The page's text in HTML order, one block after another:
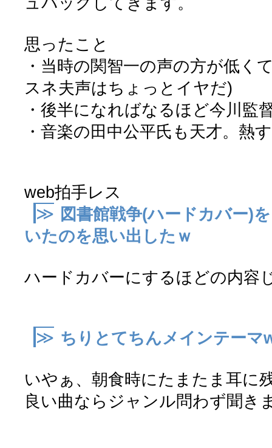
思ったこと
・当時の関智一の声の方が低く
スネ夫声はちょっとイヤだ)
・後半になればなるほど今川監
・音楽の田中公平氏も天才。熱
web拍手レス
≫ 図書館戦争(ハードカバー)
いたのを思い出したｗ
ハードカバーにするほどの内容
≫ ちりとてちんメインテーマ
いやぁ、朝食時にたまたま耳に
良い曲ならジャンル問わず聞き